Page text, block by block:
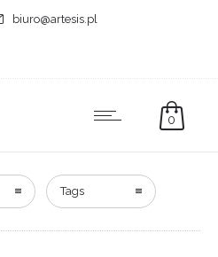
biuro@artesis.pl
0
Tags